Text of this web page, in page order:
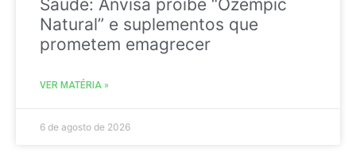
Sáude: Anvisa proíbe “Ozempic
Natural” e suplementos que
prometem emagrecer
VER MATÉRIA »
6 de agosto de 2026